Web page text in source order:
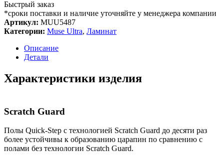
Ламинат
Quick-
Step
MUSE
MUU
5487
(1.426)
Быстрый заказ
*сроки поставки и наличие уточняйте у менеджера компании
Артикул: MUU5487
Категории: Muse Ultra, Ламинат
Описание
Детали
Характеристики изделия
Scratch Guard
Полы Quick-Step с технологией Scratch Guard до десяти раз
более устойчивы к образованию царапин по сравнению с
полами без технологии Scratch Guard.